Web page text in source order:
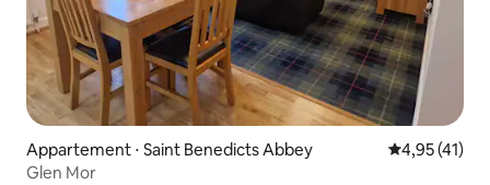
Appartement ⋅ Saint Benedicts Abbey Évaluation
4,95 (41)
Glen Mor